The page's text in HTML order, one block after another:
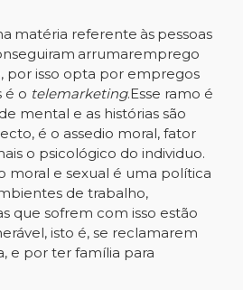
matéria referente às pessoas
arrumaremprego
por isso opta por empregos
é o telemarketing.Esse ramo é
mental e as histórias são
é o assedio moral, fator
o psicológico do individuo.
moral e sexual é uma política
de trabalho,
que sofrem com isso estão
isto é, se reclamarem
e por ter família para